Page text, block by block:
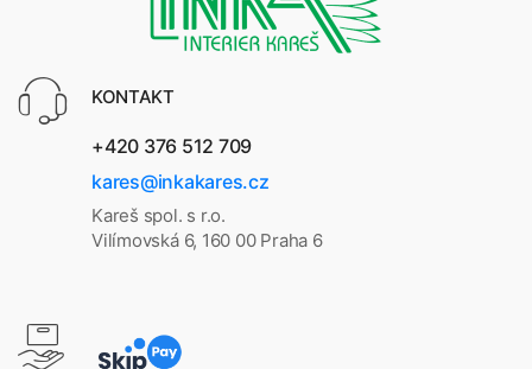
KONTAKT
+420 376 512 709
kares@inkakares.cz
Kareš spol. s r.o.
Vilímovská 6, 160 00 Praha 6